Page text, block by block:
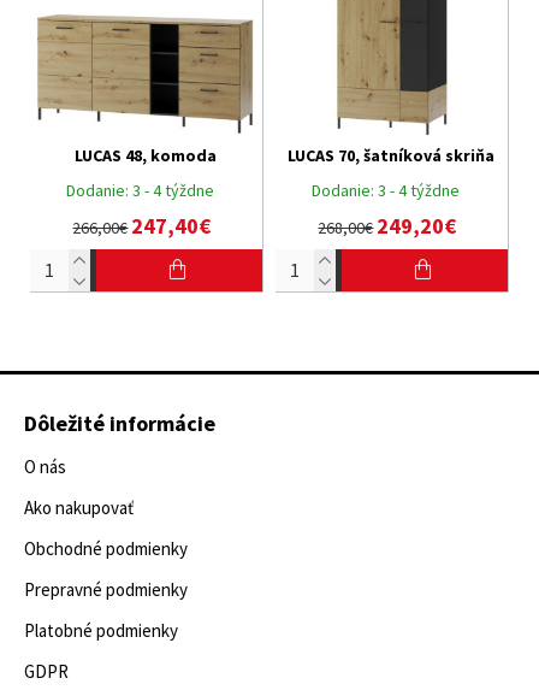
Dodanie: 3 - 4 týždne
LUCAS 48, komoda
266,00€247,40€
Dodanie: 3 - 4 týždne
LUCAS 70, šatníková skriňa
268,00€249,20€
Dôležité informácie
O nás
Ako nakupovať
Obchodné podmienky
Prepravné podmienky
Platobné podmienky
GDPR